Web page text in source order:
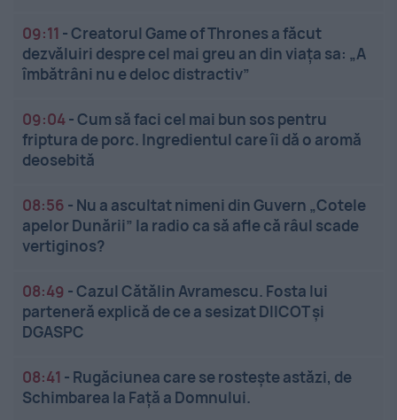
09:11 -Creatorul Game of Thrones a făcut
dezvăluiri despre cel mai greu an din viața sa: „A
îmbătrâni nu e deloc distractiv”
09:04-Cum să faci cel mai bun sos pentru
friptura de porc. Ingredientul care îi dă o aromă
deosebită
08:56 - Nu a ascultat nimeni din Guvern „Cotele
apelor Dunării” la radio ca să afle că râul scade
vertiginos?
08:49 -Cazul Cătălin Avramescu. Fosta lui
parteneră explică de ce a sesizat DIICOT și
DGASPC
08:41 - Rugăciunea care se rostește astăzi, de
Schimbarea la Față a Domnului.